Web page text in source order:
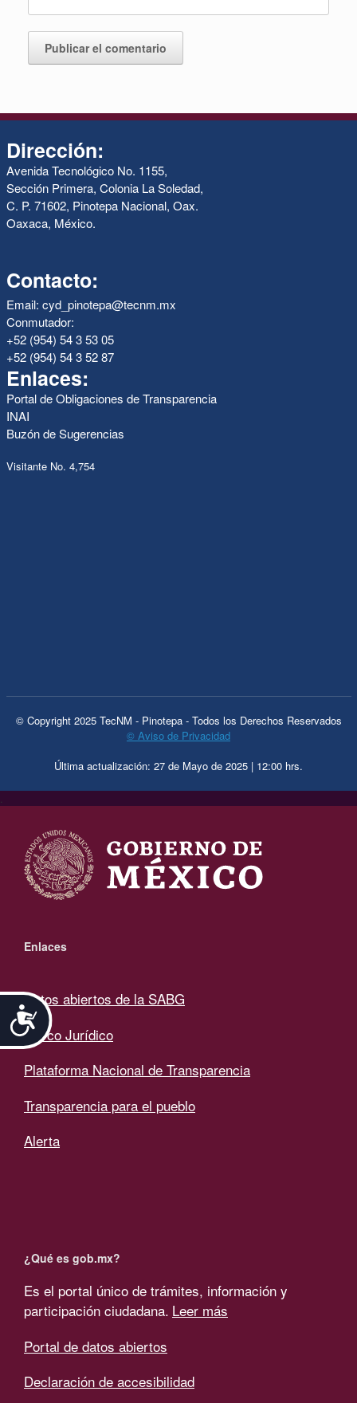
Accesibilidad
Dirección:
Avenida Tecnológico No. 1155,
Sección Primera, Colonia La Soledad,
C. P. 71602, Pinotepa Nacional, Oax.
Oaxaca, México.
Contacto:
Email: cyd_pinotepa@tecnm.mx
Conmutador:
+52 (954) 54 3 53 05
+52 (954) 54 3 52 87
Enlaces:
Portal de Obligaciones de Transparencia
INAI
Buzón de Sugerencias
Visitante No. 4,754
© Copyright 2025 TecNM - Pinotepa - Todos los Derechos Reservados
© Aviso de Privacidad
Última actualización: 27 de Mayo de 2025 | 12:00 hrs.
.
Enlaces
Datos abiertos de la SABG
Marco Jurídico
Plataforma Nacional de Transparencia
Transparencia para el pueblo
Alerta
¿Qué es gob.mx?
Es el portal único de trámites, información y
participación ciudadana. Leer más
Portal de datos abiertos
Declaración de accesibilidad